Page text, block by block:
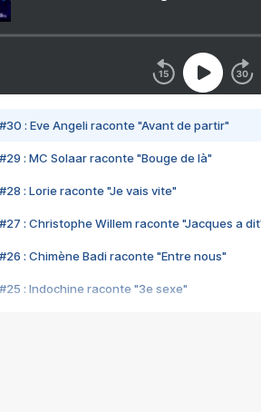
#30 : Eve Angeli raconte "Avant de partir"
#29 : MC Solaar raconte "Bouge de là"
#28 : Lorie raconte "Je vais vite"
#27 : Christophe Willem raconte "Jacques a
#26 : Chimène Badi raconte "Entre nous"
#25 : Indochine raconte "3e sexe"